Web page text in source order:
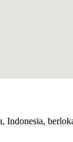
Indonesia,